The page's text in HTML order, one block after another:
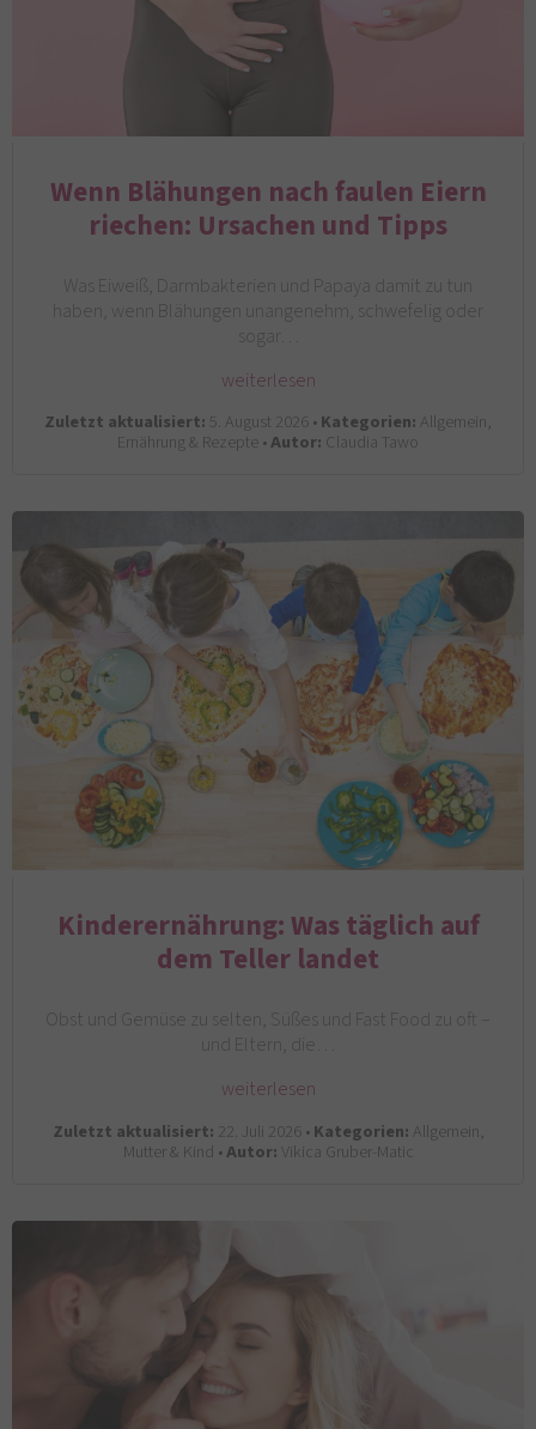
Wenn Blähungen nach faulen Eiern
riechen: Ursachen und Tipps
Was Eiweiß, Darmbakterien und Papaya damit zu tun
haben, wenn Blähungen unangenehm, schwefelig oder
sogar…
weiterlesen
Zuletzt aktualisiert: 5. August 2026 •Kategorien: Allgemein,
Ernährung & Rezepte •Autor: Claudia Tawo
Kinderernährung: Was täglich auf
dem Teller landet
Obst und Gemüse zu selten, Süßes und Fast Food zu oft –
und Eltern, die…
weiterlesen
Zuletzt aktualisiert: 22. Juli 2026 •Kategorien: Allgemein,
Mutter & Kind •Autor:Vikica Gruber-Matic